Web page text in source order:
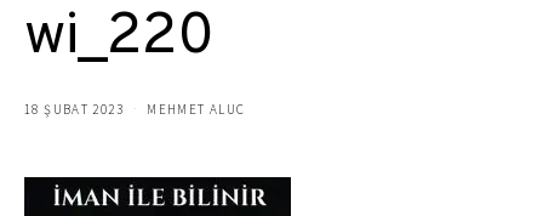
wi_220
18 ŞUBAT 2023 MEHMET ALUC